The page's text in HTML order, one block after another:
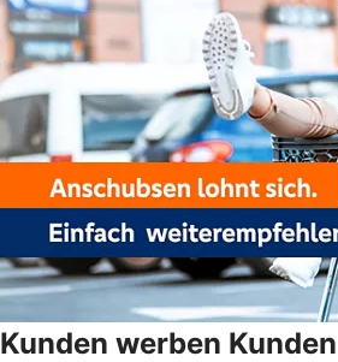
Kunden werben Kunden